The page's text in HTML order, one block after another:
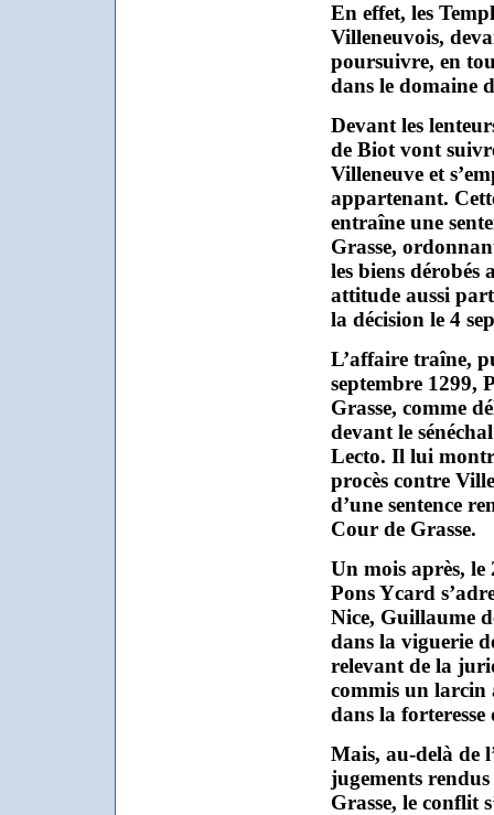
En effet, les
Villeneuvois,
poursuivre, en
dans le domaine
Devant les
de Biot vont
Villeneuve et
appartenant.
entraîne une
Grasse,
les biens dérobés
attitude aussi
la décision le 4
L’affaire traîne,
septembre 1299,
Grasse, comme
devant le
Lecto. Il lui
procès contre
d’une sentence
Cour de Grasse.
Un mois après, le
Pons Ycard
Nice, Guillaume
dans la viguerie
relevant de la
commis un larcin
dans la forteresse
Mais, au-delà de
jugements
Grasse, le conflit